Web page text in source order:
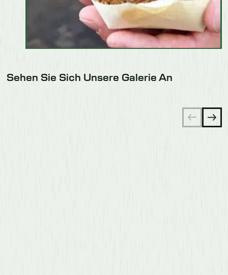
Sehen Sie Sich Unsere Galerie An